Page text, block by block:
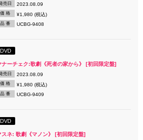
売日 2023.08.09
価 格 ¥1,980 (税込)
品 番 UCBG-9408
DVD
ナーチェク:歌劇《死者の家から》 [初回限定盤]
売日 2023.08.09
価 格 ¥1,980 (税込)
品 番 UCBG-9409
DVD
スネ: 歌劇《マノン》 [初回限定盤]